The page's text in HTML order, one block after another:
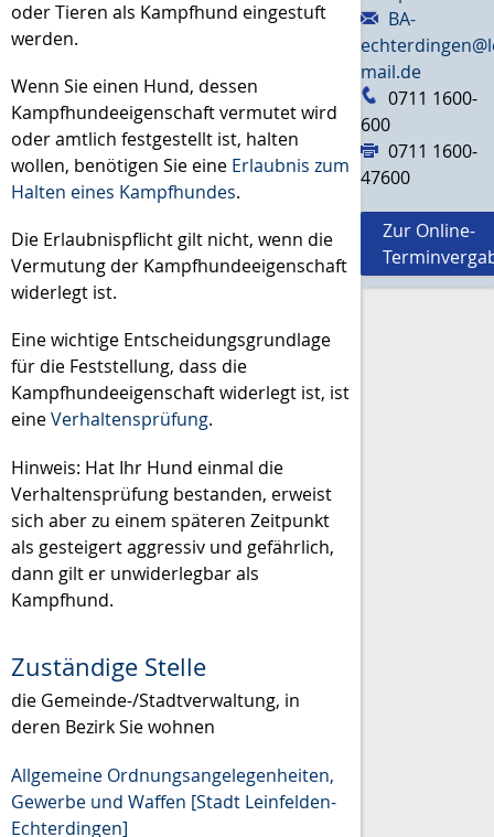
oder Tieren als Kampfhund eingestuft
werden.
Wenn Sie einen Hund, dessen
Kampfhundeeigenschaft vermutet wird
oder amtlich festgestellt ist, halten
wollen, benötigen Sie eine Erlaubnis zum
Halten eines Kampfhundes.
Die Erlaubnispflicht gilt nicht, wenn die
Vermutung der Kampfhundeeigenschaft
widerlegt ist.
Eine wichtige Entscheidungsgrundlage
für die Feststellung, dass die
Kampfhundeeigenschaft widerlegt ist, ist
eineVerhaltensprüfung.
Hinweis: Hat Ihr Hund einmal die
Verhaltensprüfung bestanden, erweist
sich aber zu einem späteren Zeitpunkt
als gesteigert aggressiv und gefährlich,
dann gilt er unwiderlegbar als
Kampfhund.
Zuständige Stelle
die Gemeinde-/Stadtverwaltung, in
deren Bezirk Sie wohnen
Allgemeine Ordnungsangelegenheiten,
Gewerbe und Waffen [Stadt Leinfelden-
Echterdingen]
BA-
mail.de
0711 1600-
600
0711 1600-
47600
Zur Online-